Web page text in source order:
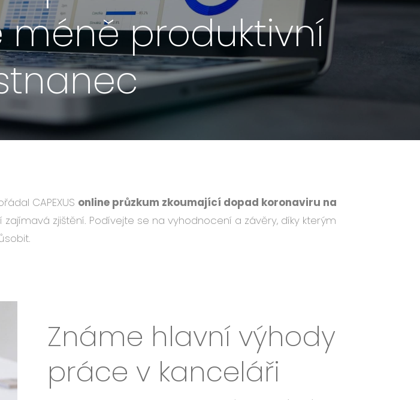
produktivní
CAPEXUS online průzkum zkoumající dopad koronaviru na
zajímavá zjištění. Podívejte se na vyhodnocení a závěry, díky kterým
Známe hlavní výhody
práce v kanceláři